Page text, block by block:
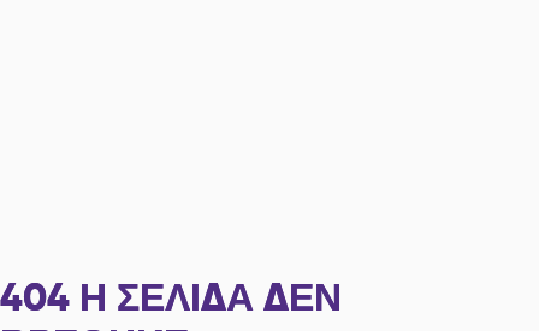
404 Η ΣΕΛΊΔΑ ΔΕΝ